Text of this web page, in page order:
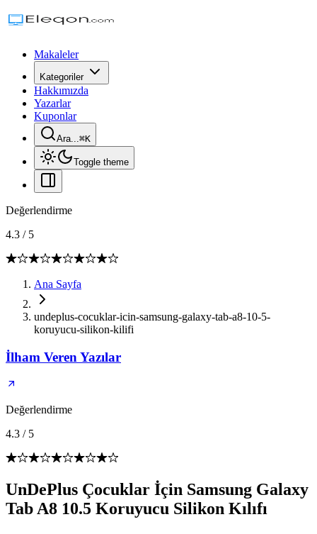
Makaleler
Kategoriler
Hakkımızda
Yazarlar
Kuponlar
Ara...⌘K
Toggle theme
Değerlendirme
4.3 / 5
Ana Sayfa
undeplus-cocuklar-icin-samsung-galaxy-tab-a8-10-5-
koruyucu-silikon-kilifi
İlham Veren Yazılar
Değerlendirme
4.3 / 5
UnDePlus Çocuklar İçin Samsung Galaxy
Tab A8 10.5 Koruyucu Silikon Kılıfı